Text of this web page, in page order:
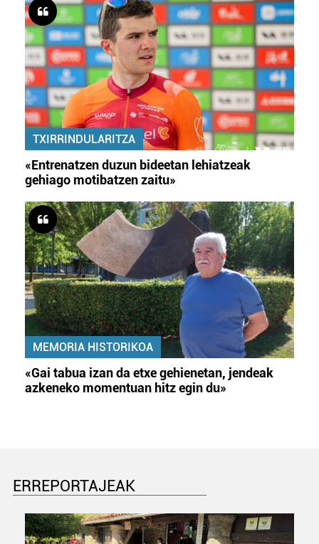
TXIRRINDULARITZA
«Entrenatzen duzun bideetan lehiatzeak
gehiago motibatzen zaitu»
MEMORIA HISTORIKOA
«Gai tabua izan da etxe gehienetan, jendeak
azkeneko momentuan hitz egin du»
ERREPORTAJEAK